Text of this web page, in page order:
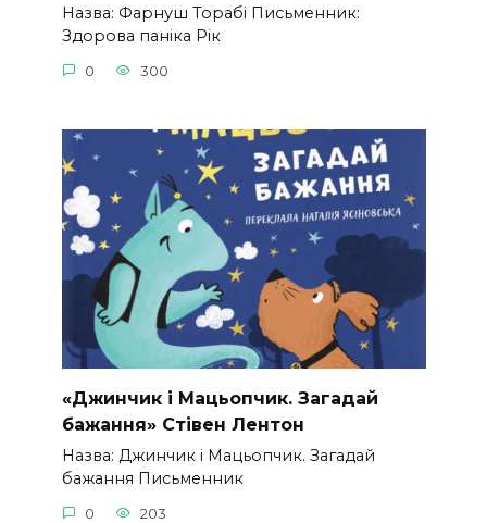
Назва: Фарнуш Торабі Письменник:
Здорова паніка Рік
0 300
«Джинчик і Мацьопчик. Загадай
бажання» Стівен Лентон
Назва: Джинчик і Мацьопчик. Загадай
бажання Письменник
0 203